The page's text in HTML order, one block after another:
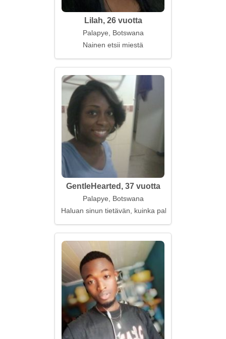
Lilah, 26 vuotta
Palapye, Botswana
Nainen etsii miestä
GentleHearted, 37 vuotta
Palapye, Botswana
Haluan sinun tietävän, kuinka paljon odotan